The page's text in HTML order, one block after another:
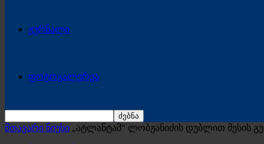
ჟურნალი
ფოტოგალერეა
მთავარი ნიუსი „ატლანტამ“ ლობჟანიძის დუბლით მესის